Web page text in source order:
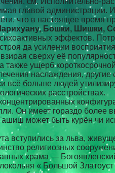
главой администрации.
что в настоящее время
Бошки, Шишки,
эффектов.
да усилении
взирая сверху её
также ущерб
наслаждения,
всё больше людей
расстройствах.
Он имеет гораздо
может быть курён чи
вступились за льва,
религиозных
храма —
« Большой